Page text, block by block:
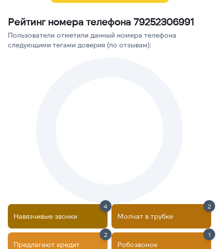
Рейтинг номера телефона 79252306991
Пользователи отметили данный номера телефона
следующими тегами доверия (по отзывам):
Навязчивые звонки
4
Молчат в трубке
2
Предлагают кредит
2
Робозвонок
1